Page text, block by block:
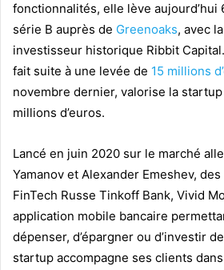
fonctionnalités, elle lève aujourd’hui
série B auprès de Greenoaks, avec
investisseur historique Ribbit
fait suite à une levée de 15 millions
novembre dernier, valorise la
millions d’euros.
Lancé en juin 2020 sur le marché
Yamanov et Alexander Emeshev,
FinTech Russe Tinkoff Bank, Vivid
application mobile bancaire
dépenser, d’épargner ou d’investir
startup accompagne ses clients